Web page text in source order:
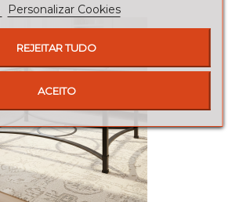
Personalizar Cookies
REJEITAR TUDO
ACEITO